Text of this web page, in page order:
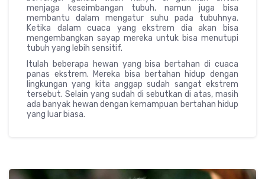
menjaga keseimbangan tubuh, namun juga bisa
membantu dalam mengatur suhu pada tubuhnya.
Ketika dalam cuaca yang ekstrem dia akan bisa
mengembangkan sayap mereka untuk bisa menutupi
tubuh yang lebih sensitif.
Itulah beberapa hewan yang bisa bertahan di cuaca
panas ekstrem. Mereka bisa bertahan hidup dengan
lingkungan yang kita anggap sudah sangat ekstrem
tersebut. Selain yang sudah di sebutkan di atas, masih
ada banyak hewan dengan kemampuan bertahan hidup
yang luar biasa.